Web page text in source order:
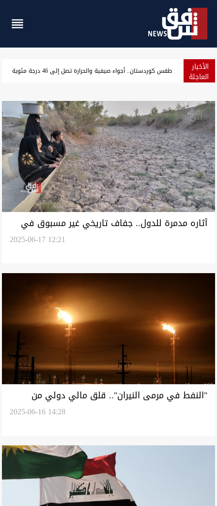
الأخبار
العاجلة أزمة هرمز.. الهند تحجز ناقلة عملاقة بـ25 مليون دولار لشراء النفط العراقي
آثاره مدمرة للدول.. جفاف تاريخي غير مسبوق في
2025-06-17 12:21
"النفط في مرمى النيران".. قلق مالي دولي من
2025-06-16 14:28